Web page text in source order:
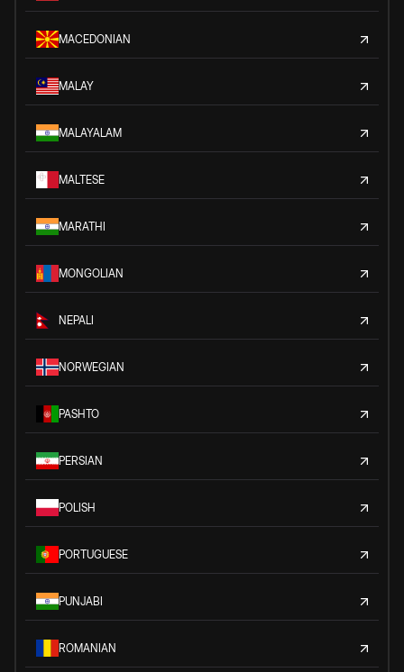
MACEDONIAN
MALAY
MALAYALAM
MALTESE
MARATHI
MONGOLIAN
NEPALI
NORWEGIAN
PASHTO
PERSIAN
POLISH
PORTUGUESE
PUNJABI
ROMANIAN